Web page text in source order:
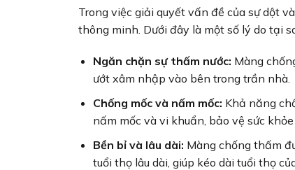
Trong việc giải quyết vấn đề của sự dột
thông minh. Dưới đây là một số lý do tại
Ngăn chặn sự thấm nước: Màng
ướt xâm nhập vào bên trong trần nhà.
Chống mốc và nấm mốc: Khả năng
nấm mốc và vi khuẩn, bảo vệ sức
Bền bỉ và lâu dài: Màng chống thấm
tuổi thọ lâu dài, giúp kéo dài tuổi thọ